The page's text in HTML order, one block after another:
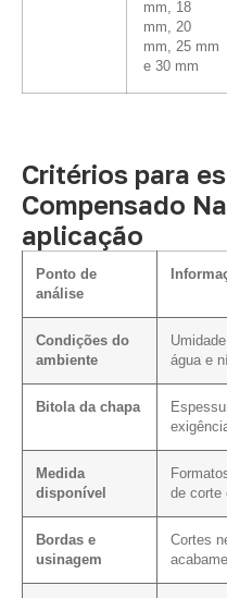
mm, 18
mm, 20
mm, 25 mm
e 30 mm
Critérios para
Compensado
aplicação
Ponto de
análise
Condições do
ambiente
água e
Bitola da chapa
Medida
disponível
de corte
Bordas e
usinagem
Cortes